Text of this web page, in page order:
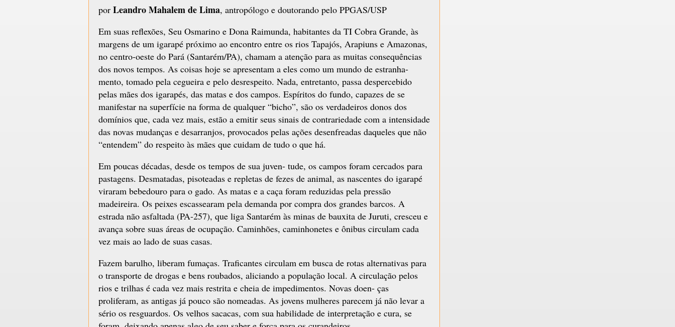
por Leandro Mahalem de Lima, antropólogo e doutorando pelo PPGAS/USP
Em suas reflexões, Seu Osmarino e Dona Raimunda, habitantes da TI Cobra Grande, às
margens de um igarapé próximo ao encontro entre os rios Tapajós, Arapiuns e Amazonas,
no centro-oeste do Pará (Santarém/PA), chamam a atenção para as muitas consequências
dos novos tempos. As coisas hoje se apresentam a eles como um mundo de estranha-
mento, tomado pela cegueira e pelo desrespeito. Nada, entretanto, passa despercebido
pelas mães dos igarapés, das matas e dos campos. Espíritos do fundo, capazes de se
manifestar na superfície na forma de qualquer “bicho”, são os verdadeiros donos dos
domínios que, cada vez mais, estão a emitir seus sinais de contrariedade com a intensidade
das novas mudanças e desarranjos, provocados pelas ações desenfreadas daqueles que não
“entendem” do respeito às mães que cuidam de tudo o que há.
Em poucas décadas, desde os tempos de sua juven- tude, os campos foram cercados para
pastagens. Desmatadas, pisoteadas e repletas de fezes de animal, as nascentes do igarapé
viraram bebedouro para o gado. As matas e a caça foram reduzidas pela pressão
madeireira. Os peixes escassearam pela demanda por compra dos grandes barcos. A
estrada não asfaltada (PA-257), que liga Santarém às minas de bauxita de Juruti, cresceu e
avança sobre suas áreas de ocupação. Caminhões, caminhonetes e ônibus circulam cada
vez mais ao lado de suas casas.
Fazem barulho, liberam fumaças. Traficantes circulam em busca de rotas alternativas para
o transporte de drogas e bens roubados, aliciando a população local. A circulação pelos
rios e trilhas é cada vez mais restrita e cheia de impedimentos. Novas doen- ças
proliferam, as antigas já pouco são nomeadas. As jovens mulheres parecem já não levar a
sério os resguardos. Os velhos sacacas, com sua habilidade de interpretação e cura, se